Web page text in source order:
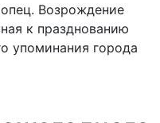
Возрождение
к празднованию
упоминания города